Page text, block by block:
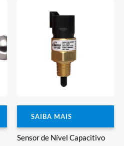
SAIBA MAIS
Sensor de Nível Capacitivo